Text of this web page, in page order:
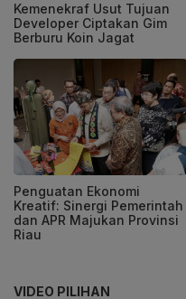
Kemenekraf Usut Tujuan
Developer Ciptakan Gim
Berburu Koin Jagat
Penguatan Ekonomi
Kreatif: Sinergi Pemerintah
dan APR Majukan Provinsi
Riau
VIDEO PILIHAN